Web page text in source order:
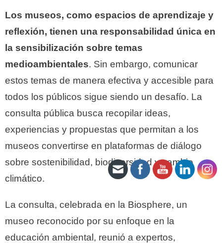
Los museos, como espacios de aprendizaje y
reflexión, tienen una responsabilidad única en
la sensibilización sobre temas
medioambientales. Sin embargo, comunicar
estos temas de manera efectiva y accesible para
todos los públicos sigue siendo un desafío. La
consulta pública busca recopilar ideas,
experiencias y propuestas que permitan a los
museos convertirse en plataformas de diálogo
sobre sostenibilidad, biodiversidad y cambio
climático.
La consulta, celebrada en la Biosphere, un
museo reconocido por su enfoque en la
educación ambiental, reunió a expertos,